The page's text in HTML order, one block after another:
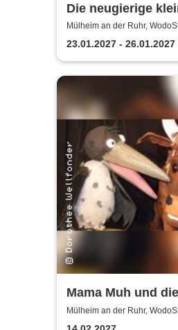
Die neugierige
WodoStudio im
Ringlokschuppen
Mülheim an der Ruhr,
Ringlokschuppen Ruhr
23.01.2027 - 26.01.2027
Mama Muh und die
WodoStudio im
Mülheim an der Ruhr,
Ringlokschuppen Ruhr